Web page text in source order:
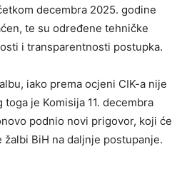
decembra 2025. godine
te su određene tehničke
i transparentnosti postupka.
iako prema ocjeni CIK-a nije
je Komisija 11. decembra
podnio novi prigovor, koji će
BiH na daljnje postupanje.